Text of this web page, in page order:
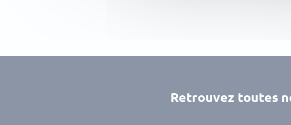
Retrouvez toutes